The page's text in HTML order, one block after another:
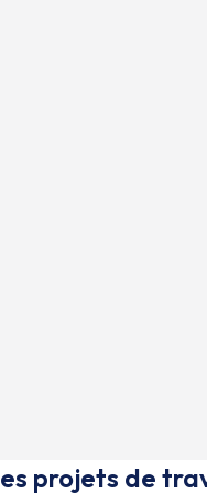
projets de